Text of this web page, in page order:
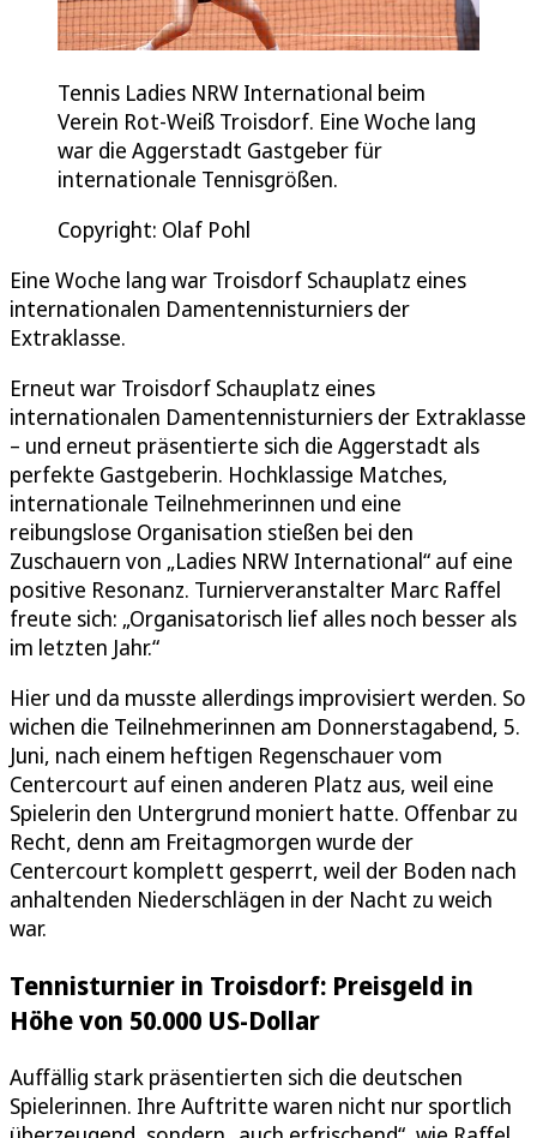
Tennis Ladies NRW International beim
Verein Rot-Weiß Troisdorf. Eine Woche lang
war die Aggerstadt Gastgeber für
internationale Tennisgrößen.
Copyright: Olaf Pohl
Eine Woche lang war Troisdorf Schauplatz eines
internationalen Damentennisturniers der
Extraklasse.
Erneut war Troisdorf Schauplatz eines
internationalen Damentennisturniers der Extraklasse
– und erneut präsentierte sich die Aggerstadt als
perfekte Gastgeberin. Hochklassige Matches,
internationale Teilnehmerinnen und eine
reibungslose Organisation stießen bei den
Zuschauern von „Ladies NRW International“ auf eine
positive Resonanz. Turnierveranstalter Marc Raffel
freute sich: „Organisatorisch lief alles noch besser als
im letzten Jahr.“
Hier und da musste allerdings improvisiert werden. So
wichen die Teilnehmerinnen am Donnerstagabend, 5.
Juni, nach einem heftigen Regenschauer vom
Centercourt auf einen anderen Platz aus, weil eine
Spielerin den Untergrund moniert hatte. Offenbar zu
Recht, denn am Freitagmorgen wurde der
Centercourt komplett gesperrt, weil der Boden nach
anhaltenden Niederschlägen in der Nacht zu weich
war.
Tennisturnier in Troisdorf: Preisgeld in
Höhe von 50.000 US-Dollar
Auffällig stark präsentierten sich die deutschen
Spielerinnen. Ihre Auftritte waren nicht nur sportlich